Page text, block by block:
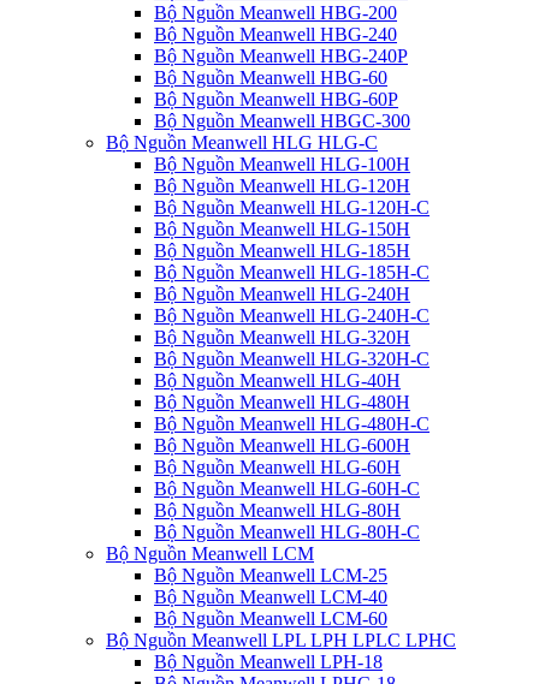
Bộ Nguồn Meanwell HBG-200
Bộ Nguồn Meanwell HBG-240
Bộ Nguồn Meanwell HBG-240P
Bộ Nguồn Meanwell HBG-60
Bộ Nguồn Meanwell HBG-60P
Bộ Nguồn Meanwell HBGC-300
Bộ Nguồn Meanwell HLG HLG-C
Bộ Nguồn Meanwell HLG-100H
Bộ Nguồn Meanwell HLG-120H
Bộ Nguồn Meanwell HLG-120H-C
Bộ Nguồn Meanwell HLG-150H
Bộ Nguồn Meanwell HLG-185H
Bộ Nguồn Meanwell HLG-185H-C
Bộ Nguồn Meanwell HLG-240H
Bộ Nguồn Meanwell HLG-240H-C
Bộ Nguồn Meanwell HLG-320H
Bộ Nguồn Meanwell HLG-320H-C
Bộ Nguồn Meanwell HLG-40H
Bộ Nguồn Meanwell HLG-480H
Bộ Nguồn Meanwell HLG-480H-C
Bộ Nguồn Meanwell HLG-600H
Bộ Nguồn Meanwell HLG-60H
Bộ Nguồn Meanwell HLG-60H-C
Bộ Nguồn Meanwell HLG-80H
Bộ Nguồn Meanwell HLG-80H-C
Bộ Nguồn Meanwell LCM
Bộ Nguồn Meanwell LCM-25
Bộ Nguồn Meanwell LCM-40
Bộ Nguồn Meanwell LCM-60
Bộ Nguồn Meanwell LPL LPH LPLC LPHC
Bộ Nguồn Meanwell LPH-18